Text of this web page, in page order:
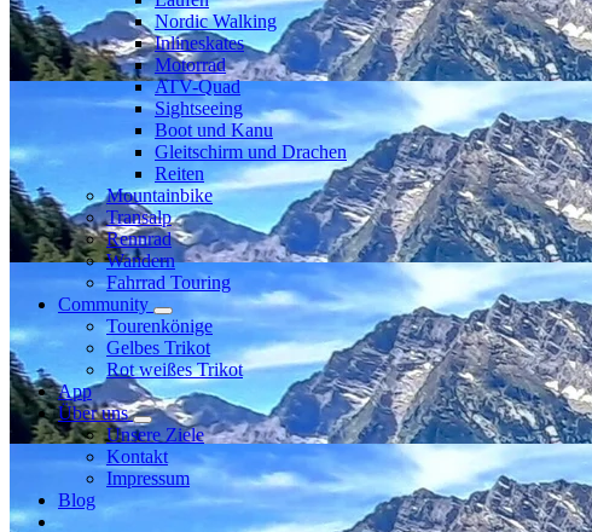
Nordic Walking
Inlineskates
Motorrad
ATV-Quad
Sightseeing
Boot und Kanu
Gleitschirm und Drachen
Reiten
Mountainbike
Transalp
Rennrad
Wandern
Fahrrad Touring
Community
Tourenkönige
Gelbes Trikot
Rot weißes Trikot
App
Über uns
Unsere Ziele
Kontakt
Impressum
Blog